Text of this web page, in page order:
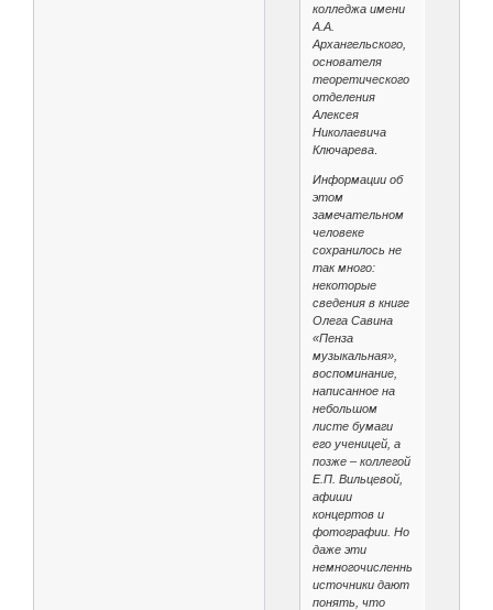
колледжа имени
А.А.
Архангельского,
основателя
теоретического
отделения
Алексея
Николаевича
Ключарева.
Информации об
этом
замечательном
человеке
сохранилось не
так много:
некоторые
сведения в книге
Олега Савина
«Пенза
музыкальная»,
воспоминание,
написанное на
небольшом
листе бумаги
его ученицей, а
позже – коллегой
Е.П. Вильцевой,
афиши
концертов и
фотографии. Но
даже эти
немногочисленные
источники дают
понять, что